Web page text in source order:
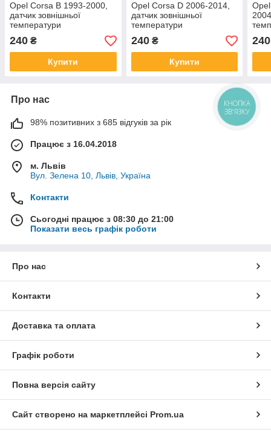
Opel Corsa B 1993-2000,
датчик зовнішньої
температури
240 ₴
Купити
Opel Corsa D 2006-2014,
датчик зовнішньої
температури
240₴
Купити
240
Про нас
98% позитивних з 685 відгуків за рік
Працює з 16.04.2018
м. Львів
Вул. Зелена 10, Львів, Україна
Контакти
Сьогодні працює з 08:30 до 21:00
Показати весь графік роботи
Про нас
Контакти
Доставка та оплата
Графік роботи
Повна версія сайту
Сайт створено на маркетплейсі Prom.ua
КНОПКА
ЗВ'ЯЗКУ